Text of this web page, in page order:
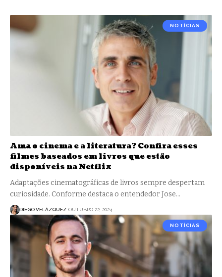
NOTÍCIAS
Ama o cinema e a literatura? Confira esses
filmes baseados em livros que estão
disponíveis na Netflix
Adaptações cinematográficas de livros sempre despertam
curiosidade. Conforme destaca o entendedor Jose…
DIEGO VELÁZQUEZ OUTUBRO 22, 2024
NOTÍCIAS